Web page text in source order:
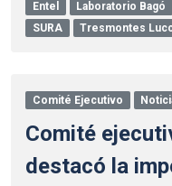
Entel
Laboratorio Bagó
SURA
Tresmontes
Comité Ejecutivo
Comité
destacó la